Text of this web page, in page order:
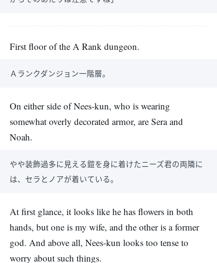
First floor of the A Rank dungeon.
Ａランクダンジョン一階層。
On either side of Nees-kun, who is wearing
somewhat overly decorated armor, are Sera and
Noah.
やや装飾過多に見える鎧を身に着けたニーズ君の両隣に
は、セラとノアが着いている。
At first glance, it looks like he has flowers in both
hands, but one is my wife, and the other is a former
god. And above all, Nees-kun looks too tense to
worry about such things.